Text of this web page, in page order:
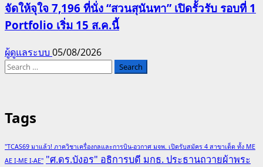
จัดให้จุใจ 7,196 ที่นั่ง “สวนสุนันทา” เปิดรั้วรับ รอบที่ 1
Portfolio เริ่ม 15 ส.ค.นี้
ผู้ดูแลระบบ 05/08/2026
Search
Tags
"TCAS69 มาแล้ว! ภาควิชาเครื่องกลและการบิน-อวกาศ มจพ. เปิดรับสมัคร 4 สาขาเด็ด ทั้ง ME
AE I-ME I-AE" "ศ.ดร.บังอร" อธิการบดี มกธ. ประธานถวายผ้าพระ